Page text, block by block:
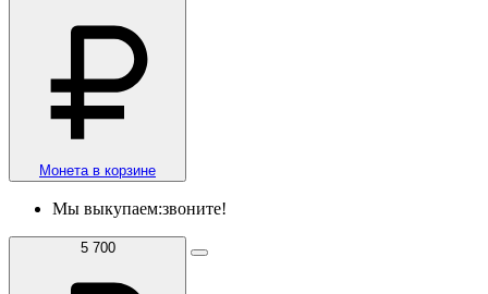
Монета в корзине
Мы выкупаем:звоните!
5 700